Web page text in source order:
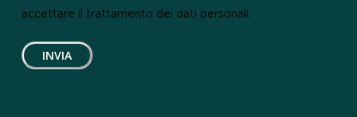
accettare il trattamento dei dati personali.